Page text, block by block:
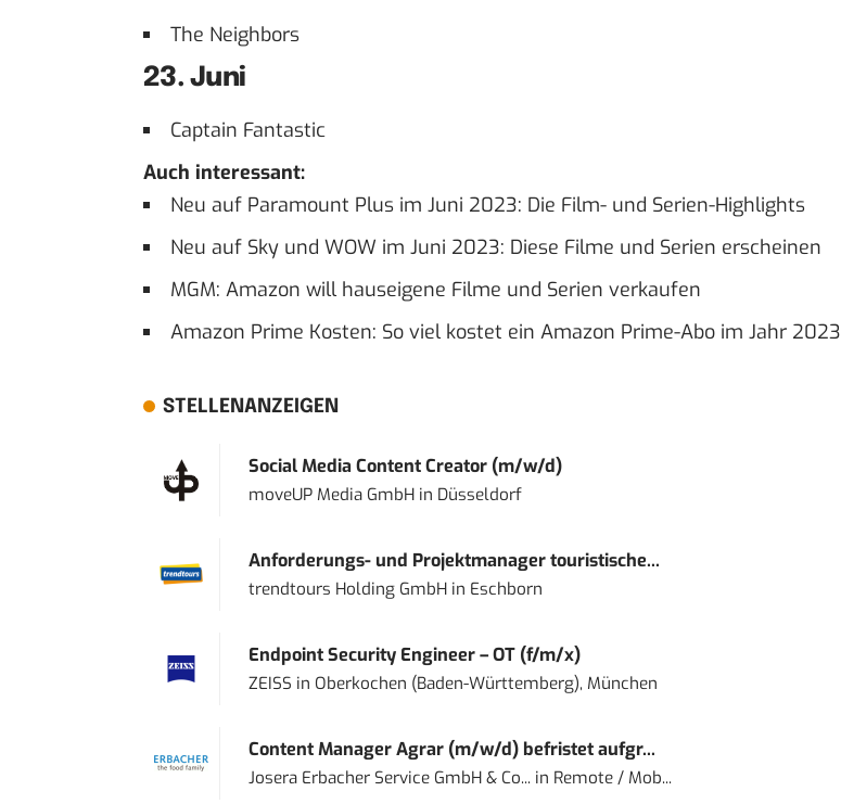
The Neighbors
23. Juni
Captain Fantastic
Auch interessant:
Neu auf Paramount Plus im Juni 2023: Die Film- und Serien-Highlights
Neu auf Sky und WOW im Juni 2023: Diese Filme und Serien erscheinen
MGM: Amazon will hauseigene Filme und Serien verkaufen
Amazon Prime Kosten: So viel kostet ein Amazon Prime-Abo im Jahr 2023
STELLENANZEIGEN
Social Media Content Creator (m/w/d)
moveUP Media GmbHin Düsseldorf
Anforderungs- und Projektmanager touristische...
trendtours Holding GmbHin Eschborn
Endpoint Security Engineer – OT (f/m/x)
ZEISS in Oberkochen (Baden-Württemberg), München
Content Manager Agrar (m/w/d) befristet aufgr...
Josera Erbacher Service GmbH & Co...in Remote / Mob...